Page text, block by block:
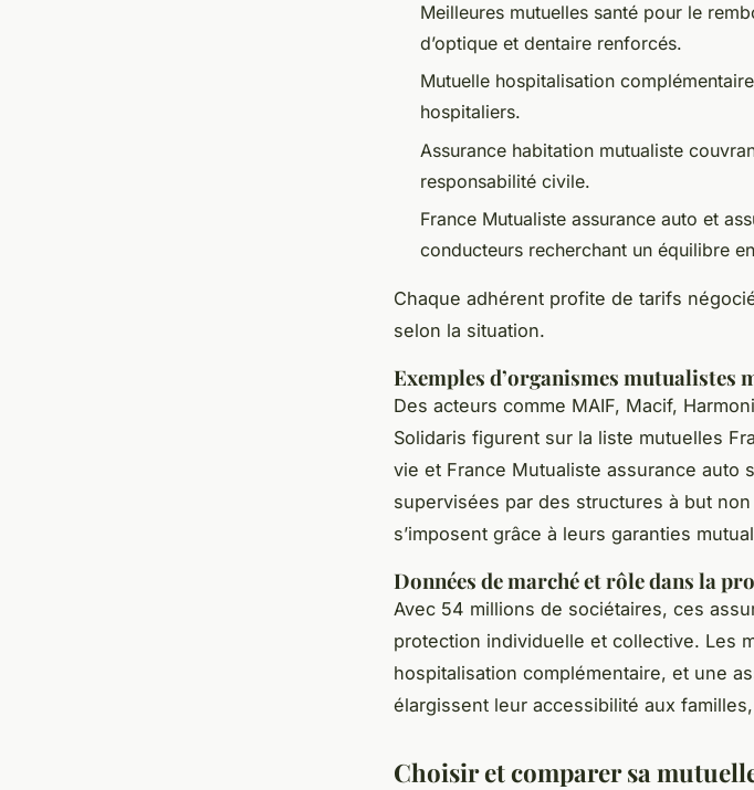
Meilleures mutuelles santé pour le
d’optique et dentaire renforcés.
Mutuelle hospitalisation
hospitaliers.
Assurance habitation mutualiste
responsabilité civile.
France Mutualiste assurance auto et
conducteurs recherchant un équilibre
Chaque adhérent profite de tarifs
selon la situation.
Exemples d’organismes mutualistes
Des acteurs comme MAIF, Macif,
Solidaris figurent sur la liste mutuelles
vie et France Mutualiste assurance auto
supervisées par des structures à but
s’imposent grâce à leurs garanties
Données de marché et rôle dans la
Avec 54 millions de sociétaires, ces
protection individuelle et collective. Les
hospitalisation complémentaire, et une
élargissent leur accessibilité aux
Choisir et comparer sa